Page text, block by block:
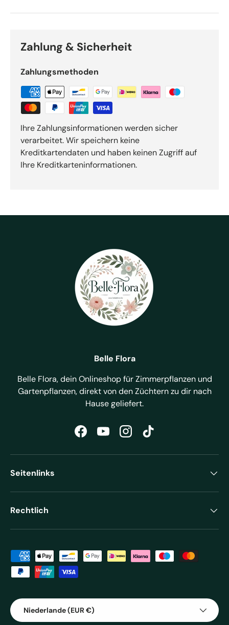
Zahlung & Sicherheit
Zahlungsmethoden
Ihre Zahlungsinformationen werden sicher
verarbeitet. Wir speichern keine
Kreditkartendaten und haben keinen Zugriff auf
Ihre Kreditkarteninformationen.
Belle Flora
Belle Flora, dein Onlineshop für Zimmerpflanzen und
Gartenpflanzen, direkt von den Züchtern zu dir nach
Hause geliefert.
FacebookYouTubeInstagramTikTok
Seitenlinks
Rechtlich
Zahlungsmethoden
Land/Region
Niederlande (EUR €)